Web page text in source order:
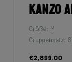
Kanzo
Größe: M
Gruppensatz:
€2,899.00